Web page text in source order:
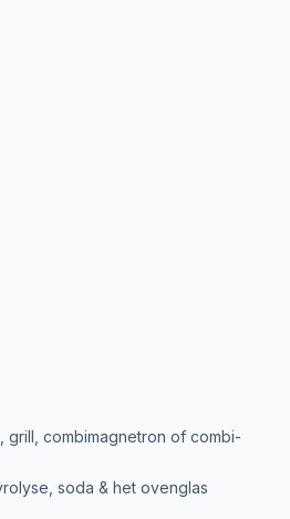
grill, combimagnetron of combi-
soda & het ovenglas